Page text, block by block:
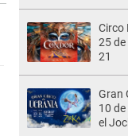
Circo
25
21
Gran
10
el